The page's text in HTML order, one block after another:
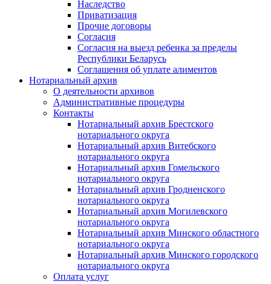
Наследство
Приватизация
Прочие договоры
Согласия
Согласия на выезд ребенка за пределы
Республики Беларусь
Соглашения об уплате алиментов
Нотариальный архив
О деятельности архивов
Административные процедуры
Контакты
Нотариальный архив Брестского
нотариального округа
Нотариальный архив Витебского
нотариального округа
Нотариальный архив Гомельского
нотариального округа
Нотариальный архив Гродненского
нотариального округа
Нотариальный архив Могилевского
нотариального округа
Нотариальный архив Минского областного
нотариального округа
Нотариальный архив Минского городского
нотариального округа
Оплата услуг